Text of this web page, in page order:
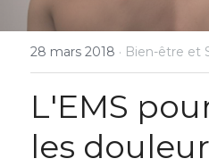
28 mars 2018 · Bien-être et
L'EMS
les